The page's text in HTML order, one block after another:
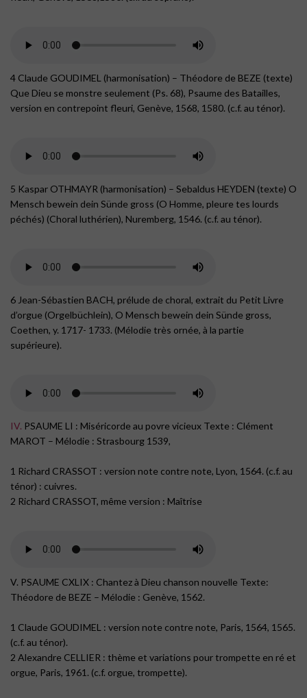
4 Claude GOUDIMEL (harmonisation) – Théodore de BEZE (texte)
Que Dieu se monstre seulement (Ps. 68), Psaume des Batailles,
version en contrepoint fleuri, Genève, 1568, 1580. (c.f. au ténor).
5 Kaspar OTHMAYR (harmonisation) – Sebaldus HEYDEN (texte) O
Mensch bewein dein Sünde gross (O Homme, pleure tes lourds
péchés) (Choral luthérien), Nuremberg, 1546. (c.f. au ténor).
6 Jean-Sébastien BACH, prélude de choral, extrait du Petit Livre
d’orgue (Orgelbüchlein), O Mensch bewein dein Sünde gross,
Coethen, y. 1717- 1733. (Mélodie très ornée, à la partie
supérieure).
IV. PSAUME LI : Miséricorde au povre vicieux Texte : Clément
MAROT – Mélodie : Strasbourg 1539,
1 Richard CRASSOT : version note contre note, Lyon, 1564. (c.f. au
ténor) : cuivres.
2 Richard CRASSOT, même version : Maîtrise
V. PSAUME CXLIX : Chantez à Dieu chanson nouvelle Texte:
Théodore de BEZE – Mélodie : Genève, 1562.
1 Claude GOUDIMEL : version note contre note, Paris, 1564, 1565.
(c.f. au ténor).
2 Alexandre CELLIER : thème et variations pour trompette en ré et
orgue, Paris, 1961. (c.f. orgue, trompette).